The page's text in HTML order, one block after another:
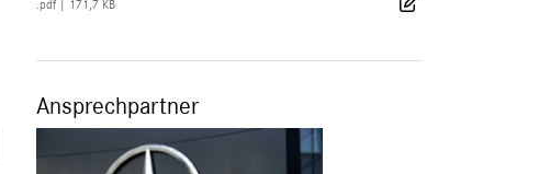
.pdf 171,7 KB
Ansprechpartner